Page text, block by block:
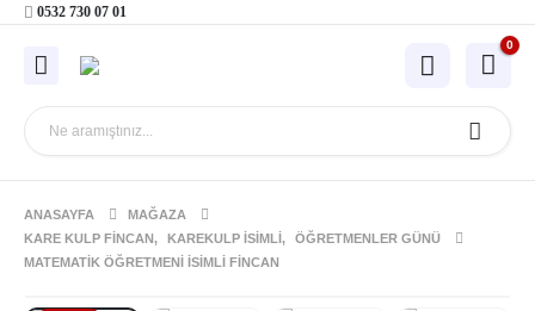
0532 730 07 01
0
ANASAYFA
MAĞAZA
KARE KULP FINCAN, KAREKULP İSIMLI,
ÖĞRETMENLER GÜNÜ
MATEMATIK ÖĞRETMENI İSIMLI FINCAN